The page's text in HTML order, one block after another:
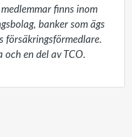
finns inom
banker som ägs
försäkringsförmedlare.
en del av TCO.